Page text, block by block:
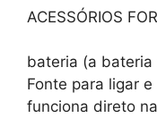
ACESSÓRIOS
bateria (a
Fonte para ligar
funciona direto